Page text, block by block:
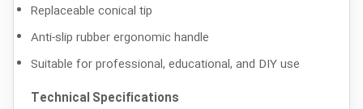
Replaceable conical tip
Anti-slip rubber ergonomic handle
Suitable for professional, educational, and DIY use
Technical Specifications